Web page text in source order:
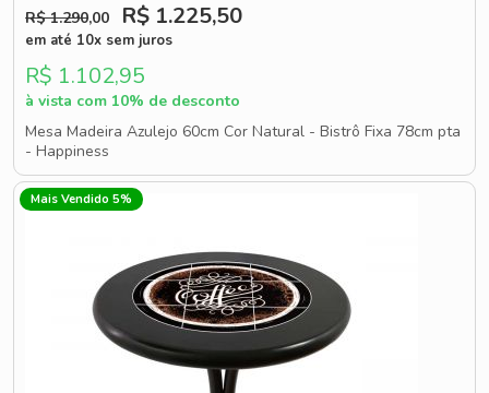
R$ 1.290,00 R$ 1.225,50
em até 10x sem juros
R$ 1.102,95
à vista com 10% de desconto
Mesa Madeira Azulejo 60cm Cor Natural - Bistrô Fixa 78cm pta
- Happiness
Mais Vendido 5%